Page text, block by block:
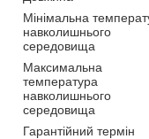
Мінімальна
навколишнього
середовища
Максимальна
температура
навколишнього
середовища
Гарантійний термін